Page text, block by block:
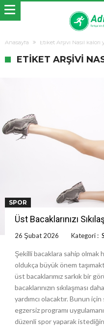
Anasayfa Etiket Arşivi Nasıl kalori
ETIKET ARŞIVI
SPOR
Üst Bacaklarınızı
26 Şubat 2026 Kategori :
Şekilli bacaklara sahip olmak
oldukça büyük önem
üst bacaklarımız sarkık bir
bacaklarınızın sıkılaşması
yardımcı olacaktır. Bunun
egzersiz programı
düzenli spor yaparak